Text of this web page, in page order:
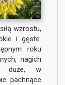
wzrostu,
i gęste.
roku
nagich
duże, w
pachnące